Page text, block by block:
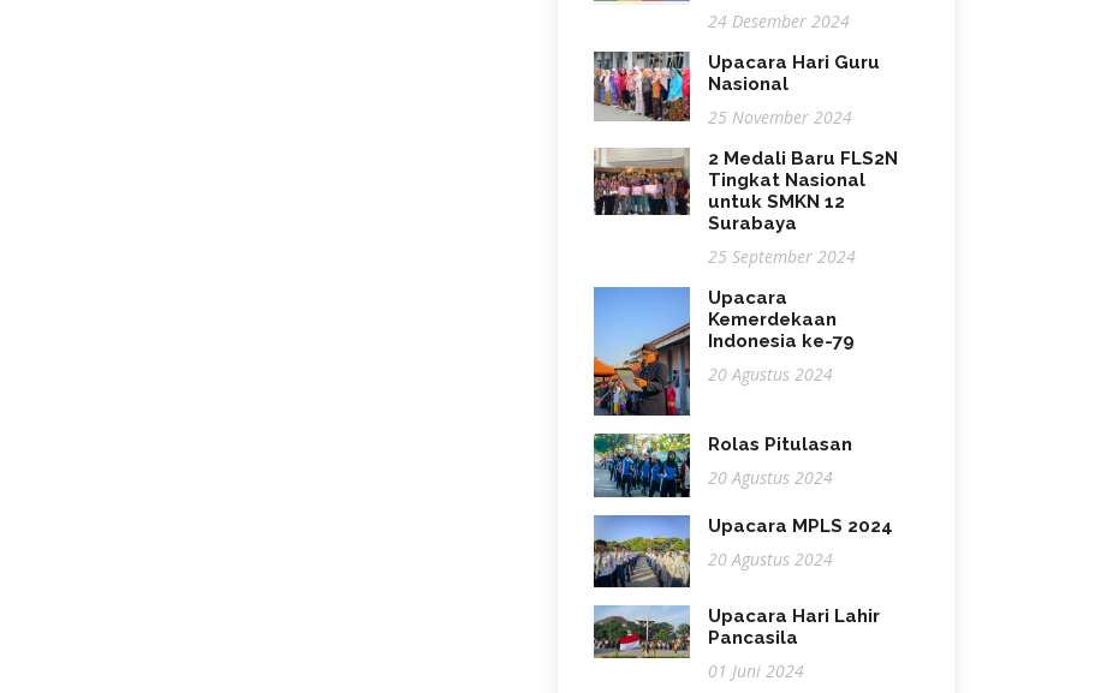
24 Desember 2024
Upacara Hari Guru
Nasional
25 November 2024
2 Medali Baru FLS2N
Tingkat Nasional
untuk SMKN 12
Surabaya
25 September 2024
Upacara
Kemerdekaan
Indonesia ke-79
20 Agustus 2024
Rolas Pitulasan
20 Agustus 2024
Upacara MPLS 2024
20 Agustus 2024
Upacara Hari Lahir
Pancasila
01 Juni 2024